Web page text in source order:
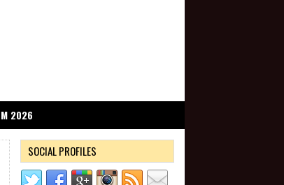
2026
SOCIAL PROFILES